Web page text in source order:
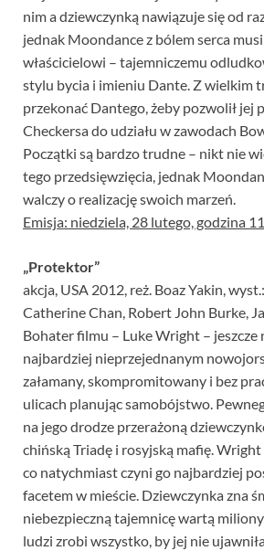
nim a dziewczynką nawiązuje się od
jednak Moondance z bólem serca
właścicielowi – tajemniczemu
stylu bycia i imieniu Dante. Z wielkim
przekonać Dantego, żeby pozwolił jej
Checkersa do udziału w zawodach
Początki są bardzo trudne – nikt nie
tego przedsięwzięcia, jednak
walczy o realizację swoich marzeń.
Emisja: niedziela, 28 lutego, godzina
„Protektor”
akcja, USA 2012, reż. Boaz Yakin,
Catherine Chan, Robert John Burke,
Bohater filmu – Luke Wright – jeszcze
najbardziej nieprzejednanym
załamany, skompromitowany i bez
ulicach planując samobójstwo.
na jego drodze przerażoną
chińską Triadę i rosyjską mafię.
co natychmiast czyni go najbardziej
facetem w mieście. Dziewczynka zna
niebezpieczną tajemnicę wartą
ludzi zrobi wszystko, by jej nie